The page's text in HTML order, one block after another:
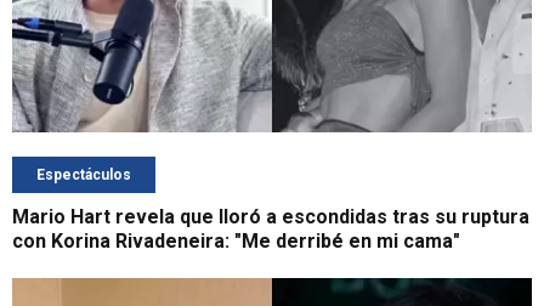
Espectáculos
Mario Hart revela que lloró a escondidas tras su ruptura
con Korina Rivadeneira: "Me derribé en mi cama"